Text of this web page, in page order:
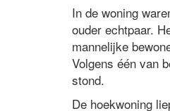
In de woning
ouder echtpaar.
mannelijke
Volgens één van
stond.
De hoekwoning